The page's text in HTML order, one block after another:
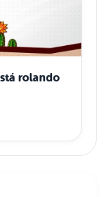
rolando